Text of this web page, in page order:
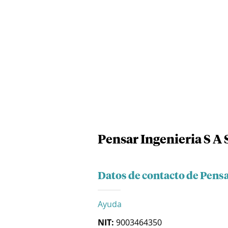
Pensar Ingenieria S A
Datos de contacto de
Ayuda
NIT: 9003464350